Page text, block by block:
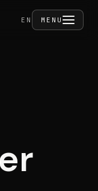
EN MENU